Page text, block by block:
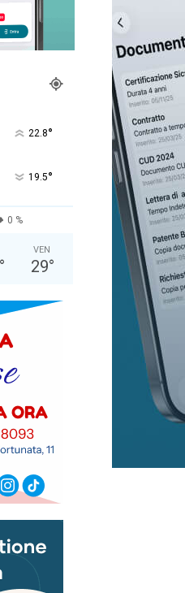
22.8°
19.5°
0 %
°
VEN
29°